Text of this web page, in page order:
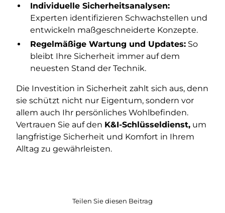
Individuelle Sicherheitsanalysen:
Experten identifizieren Schwachstellen und
entwickeln maßgeschneiderte Konzepte.
Regelmäßige Wartung und Updates: So
bleibt Ihre Sicherheit immer auf dem
neuesten Stand der Technik.
Die Investition in Sicherheit zahlt sich aus, denn
sie schützt nicht nur Eigentum, sondern vor
allem auch Ihr persönliches Wohlbefinden.
Vertrauen Sie auf den K&I-Schlüsseldienst, um
langfristige Sicherheit und Komfort in Ihrem
Alltag zu gewährleisten.
Teilen Sie diesen Beitrag